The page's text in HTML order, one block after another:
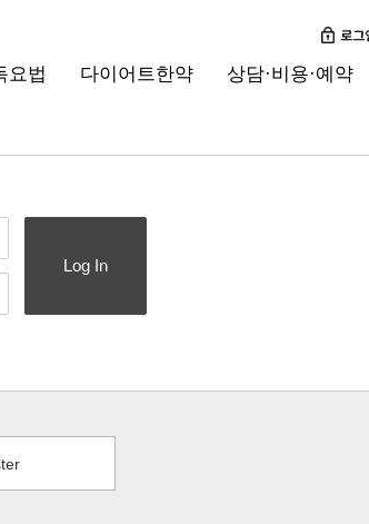
요법 다이어트한약 상담·비용·예약
Log In